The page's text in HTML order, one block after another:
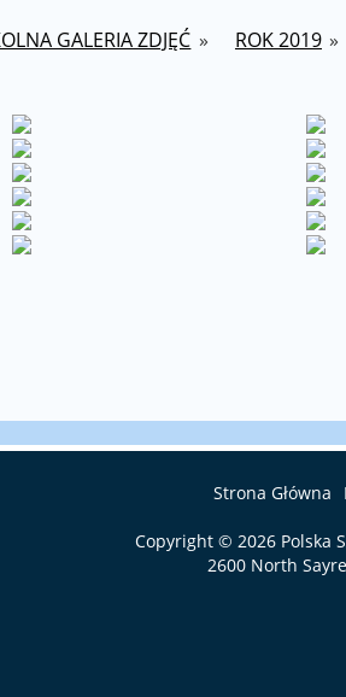
GALERIA ZDJĘĆ » ROK 2019 »
Strona Główna
Copyright © 2026 Polska
2600 North